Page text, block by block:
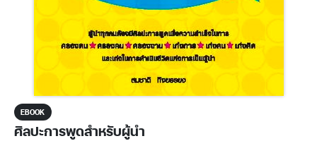
EBOOK
ศิลปะการพูดสำหรับผู้นำ